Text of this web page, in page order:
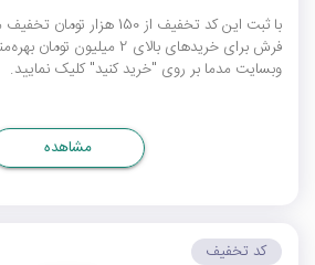
با ثبت این کد تخفیف از 150
فرش برای خریدهای بالای 2
وبسایت مدما بر روی "خرید کنید" کلیک نمایید.
مشاهده
کد تخفیف